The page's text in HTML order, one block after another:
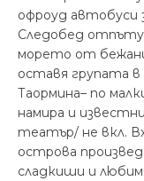
офроуд автобуси
Следобед
морето от
оставя групата
Таормина– по
намира и
театър/ не вкл.
острова
сладкиши и